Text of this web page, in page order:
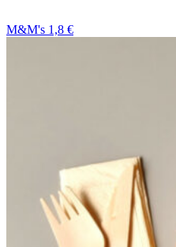
M&M's 1,8 €